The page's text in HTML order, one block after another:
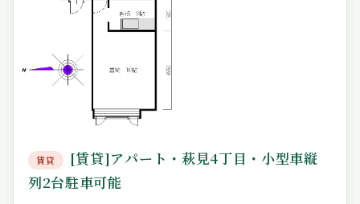
賃貸
[賃貸]アパート・萩見4丁目・小型車縦
列2台駐車可能